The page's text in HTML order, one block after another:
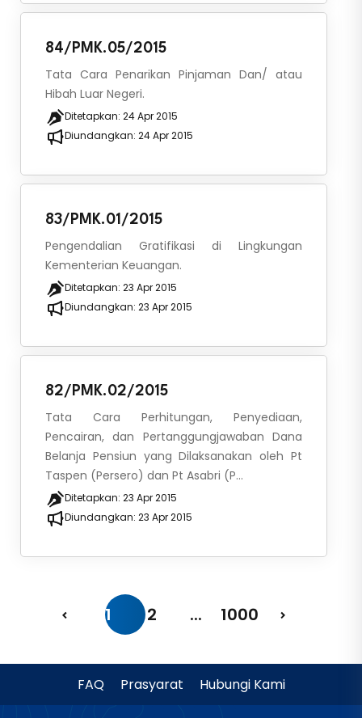
84/PMK.05/2015
Tata Cara Penarikan Pinjaman Dan/ atau
Hibah Luar Negeri.
Ditetapkan: 24 Apr 2015
Diundangkan: 24 Apr 2015
83/PMK.01/2015
Pengendalian Gratifikasi di Lingkungan
Kementerian Keuangan.
Ditetapkan: 23 Apr 2015
Diundangkan: 23 Apr 2015
82/PMK.02/2015
Tata Cara Perhitungan, Penyediaan,
Pencairan, dan Pertanggungjawaban Dana
Belanja Pensiun yang Dilaksanakan oleh Pt
Taspen (Persero) dan Pt Asabri (P...
Ditetapkan: 23 Apr 2015
Diundangkan: 23 Apr 2015
1 2 ... 1000
FAQ Prasyarat Hubungi Kami